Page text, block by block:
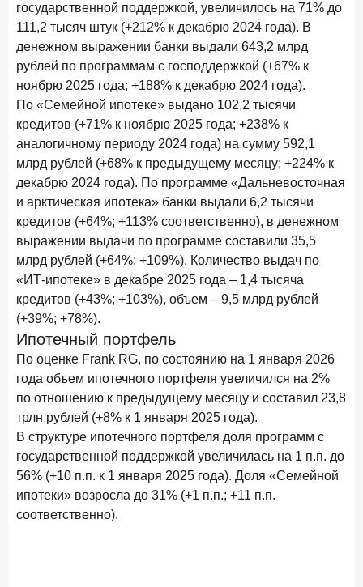
государственной поддержкой, увеличилось на 71% до
111,2 тысяч штук (+212% к декабрю 2024 года). В
денежном выражении банки выдали 643,2 млрд
рублей по программам с господдержкой (+67% к
ноябрю 2025 года; +188% к декабрю 2024 года).
По «Семейной ипотеке» выдано 102,2 тысячи
кредитов (+71% к ноябрю 2025 года; +238% к
аналогичному периоду 2024 года) на сумму 592,1
млрд рублей (+68% к предыдущему месяцу; +224% к
декабрю 2024 года). По программе «Дальневосточная
и арктическая ипотека» банки выдали 6,2 тысячи
кредитов (+64%; +113% соответственно), в денежном
выражении выдачи по программе составили 35,5
млрд рублей (+64%; +109%). Количество выдач по
«ИТ-ипотеке» в декабре 2025 года – 1,4 тысяча
кредитов (+43%; +103%), объем – 9,5 млрд рублей
(+39%; +78%).
Ипотечный портфель
По оценке Frank RG, по состоянию на 1 января 2026
года объем ипотечного портфеля увеличился на 2%
по отношению к предыдущему месяцу и составил 23,8
трлн рублей (+8% к 1 января 2025 года).
В структуре ипотечного портфеля доля программ с
государственной поддержкой увеличилась на 1 п.п. до
56% (+10 п.п. к 1 января 2025 года). Доля «Семейной
ипотеки» возросла до 31% (+1 п.п.; +11 п.п.
соответственно).